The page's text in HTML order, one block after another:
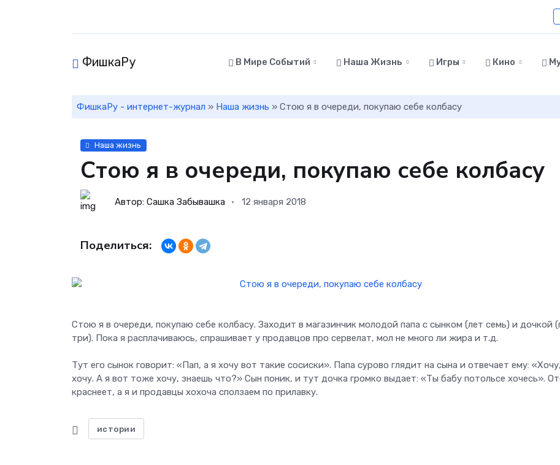
ФишкаРу В Мире Событий Наша Жизнь Игры Кино
ФишкаРу - интернет-журнал » Наша жизнь » Стою я в очереди, покупаю себе колбасу
Наша жизнь
Стою я в очереди, покупаю себе колбасу
Автор: Сашка Забывашка 12 января 2018
Поделиться:
Стою я в очереди, покупаю себе колбасу. Заходит в магазинчик молодой папа с сынком (лет семь) и дочкой
три). Пока я расплачиваюсь, спрашивает у продавцов про сервелат, мол не много ли жира и т.д.
Тут его сынок говорит: «Пап, а я хочу вот такие сосиски». Папа сурово глядит на сына и отвечает ему: «Хочу,
хочу. А я вот тоже хочу, знаешь что?» Сын поник, и тут дочка громко выдает: «Ты бабу потольсе хочесь».
краснеет, а я и продавцы хохоча сползаем по прилавку.
истории